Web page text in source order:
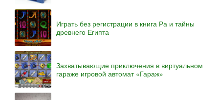
Играть без регистрации в книга Ра и тайны
древнего Египта
Захватывающие приключения в виртуальном
гараже игровой автомат «Гараж»